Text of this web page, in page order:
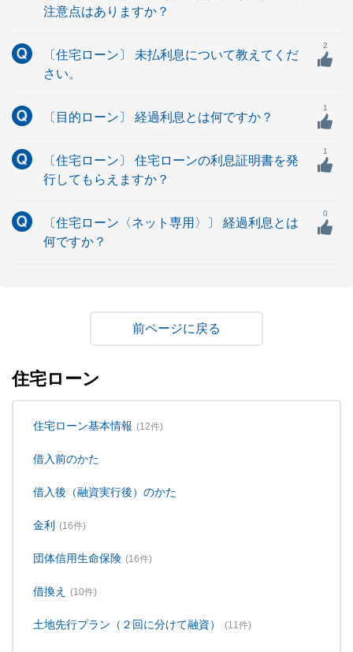
注意点はありますか？
〔住宅ローン〕 未払利息について教えてくだ
さい。
2
〔目的ローン〕 経過利息とは何ですか？
1
〔住宅ローン〕 住宅ローンの利息証明書を発
行してもらえますか？
1
〔住宅ローン〈ネット専用〉〕 経過利息とは
何ですか？
0
戻る
住宅ローン
住宅ローン基本情報 (12件)
借入前のかた
借入後（融資実行後）のかた
金利 (16件)
団体信用生命保険 (16件)
借換え (10件)
土地先行プラン（２回に分けて融資） (11件)